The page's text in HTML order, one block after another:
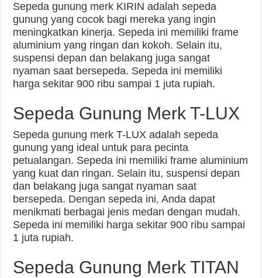
Sepeda gunung merk KIRIN adalah sepeda
gunung yang cocok bagi mereka yang ingin
meningkatkan kinerja. Sepeda ini memiliki frame
aluminium yang ringan dan kokoh. Selain itu,
suspensi depan dan belakang juga sangat
nyaman saat bersepeda. Sepeda ini memiliki
harga sekitar 900 ribu sampai 1 juta rupiah.
Sepeda Gunung Merk T-LUX
Sepeda gunung merk T-LUX adalah sepeda
gunung yang ideal untuk para pecinta
petualangan. Sepeda ini memiliki frame aluminium
yang kuat dan ringan. Selain itu, suspensi depan
dan belakang juga sangat nyaman saat
bersepeda. Dengan sepeda ini, Anda dapat
menikmati berbagai jenis medan dengan mudah.
Sepeda ini memiliki harga sekitar 900 ribu sampai
1 juta rupiah.
Sepeda Gunung Merk TITAN